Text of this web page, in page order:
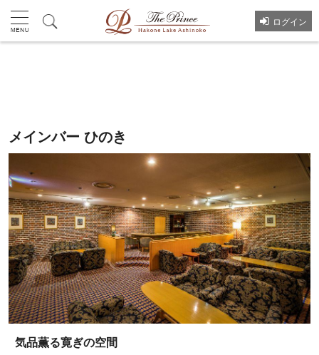
ログイン
メインバー ひのき
気品薫る寛ぎの空間